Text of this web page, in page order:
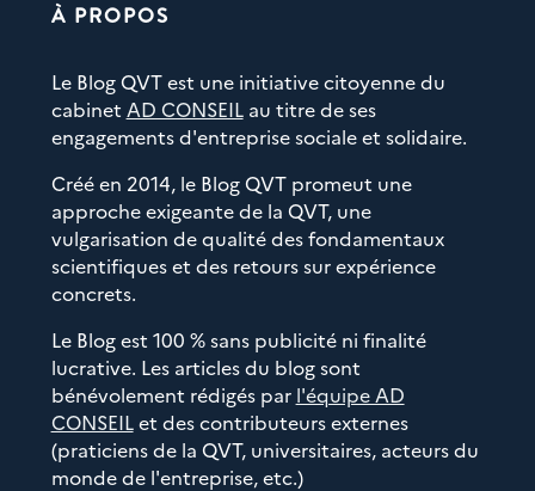
À PROPOS
Le Blog QVT est une initiative citoyenne du
cabinet AD CONSEILau titre de ses
engagements d'entreprise sociale et solidaire.
Créé en 2014, le Blog QVT promeut une
approche exigeante de la QVT, une
vulgarisation de qualité des fondamentaux
scientifiques et des retours sur expérience
concrets.
Le Blog est 100 % sans publicité ni finalité
lucrative. Les articles du blog sont
bénévolement rédigés par l'équipe AD
CONSEILet des contributeurs externes
(praticiens de la QVT, universitaires, acteurs du
monde de l'entreprise, etc.)